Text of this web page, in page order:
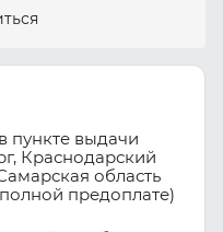
пункте выдачи
Краснодарский
область
предоплате)